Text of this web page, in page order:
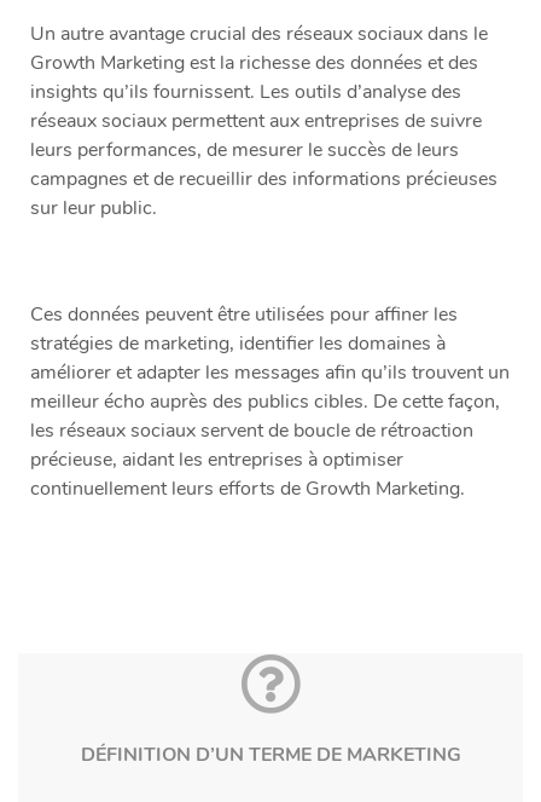
Un autre avantage crucial des réseaux sociaux dans le
Growth Marketing est la richesse des données et des
insights qu’ils fournissent. Les outils d’analyse des
réseaux sociaux permettent aux entreprises de suivre
leurs performances, de mesurer le succès de leurs
campagnes et de recueillir des informations précieuses
sur leur public.
Ces données peuvent être utilisées pour affiner les
stratégies de marketing, identifier les domaines à
améliorer et adapter les messages afin qu’ils trouvent un
meilleur écho auprès des publics cibles. De cette façon,
les réseaux sociaux servent de boucle de rétroaction
précieuse, aidant les entreprises à optimiser
continuellement leurs efforts de Growth Marketing.
DÉFINITION D’UN TERME DE MARKETING